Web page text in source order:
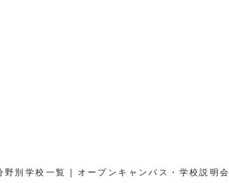
野別学校一覧 | オープンキャンパス・学校説明会